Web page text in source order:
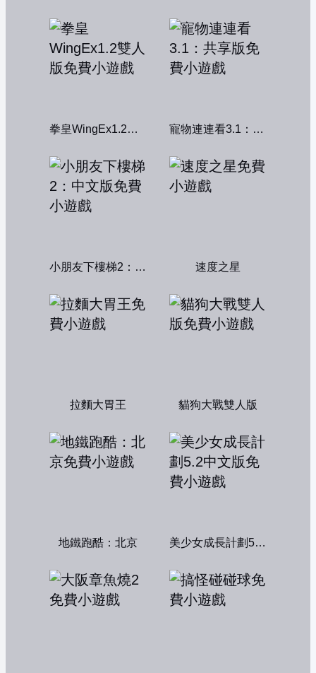
拳皇WingEx1.2雙人版 寵物連連看3.1：共享版
小朋友下樓梯2：中文版 速度之星
拉麵大胃王 貓狗大戰雙人版
地鐵跑酷：北京 美少女成長計劃5.2中文版